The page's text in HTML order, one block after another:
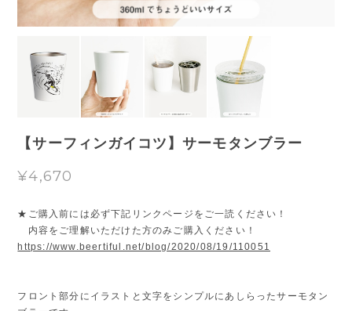
【サーフィンガイコツ】サーモタンブラー
¥4,670
★ご購入前には必ず下記リンクページをご一読ください！
内容をご理解いただけた方のみご購入ください！
https://www.beertiful.net/blog/2020/08/19/110051
フロント部分にイラストと文字をシンプルにあしらったサーモタン